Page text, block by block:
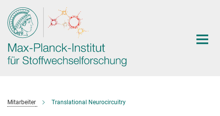
Hauptinhalt
Mitarbeiter Translational Neurocircuitry